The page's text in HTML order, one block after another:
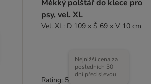
Měkký polštář do klece pro
psy, vel. XL
Vel. XL: D 109 x Š 69 x V 10 cm
Nejnižší cena za
posledních 30
dní před slevou
Rating: 5/5